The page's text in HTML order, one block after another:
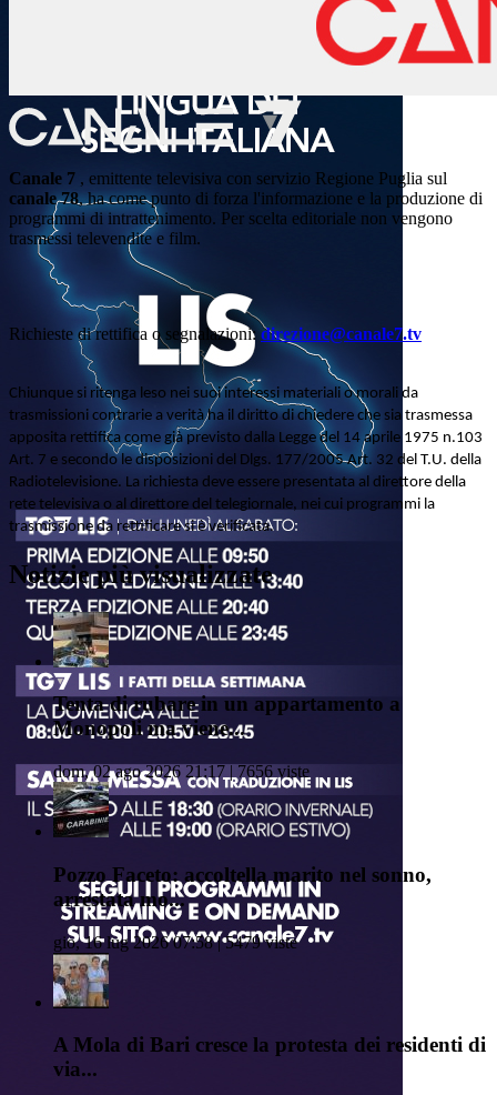
Canale 7 , emittente televisiva con servizio Regione Puglia sul
canale 78, ha come punto di forza l'informazione e la produzione di
programmi di intrattenimento. Per scelta editoriale non vengono
trasmessi televendite e film.
Richieste di rettifica o segnalazioni: direzione@canale7.tv
Chiunque si ritenga leso nei suoi interessi materiali o morali da
trasmissioni contrarie a verità ha il diritto di chiedere che sia trasmessa
apposita rettifica come già previsto dalla Legge del 14 aprile 1975 n.103
Art. 7 e secondo le disposizioni del Dlgs. 177/2005 Art. 32 del T.U. della
Radiotelevisione. La richiesta deve essere presentata al direttore della
rete televisiva o al direttore del telegiornale, nei cui programmi la
trasmissione da rettificare si è verificata.
Notizie più visualizzate
Tenta di rubare in un appartamento a
Monopoli ma viene...
dom, 02 ago 2026 21:17 | 7656 viste
Pozzo Faceto: accoltella marito nel sonno,
arrestata mo...
gio, 16 lug 2026 07:58 | 5479 viste
A Mola di Bari cresce la protesta dei residenti di
via...